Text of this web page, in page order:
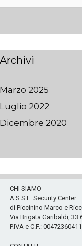
per:
Archivi
Marzo 2025
Luglio 2022
Dicembre 2020
CHI SIAMO
A.S.S.E. Security Center
di Piccinino Marco e
Via Brigata Garibaldi, 33
P.IVA e C.F.: 00472360411